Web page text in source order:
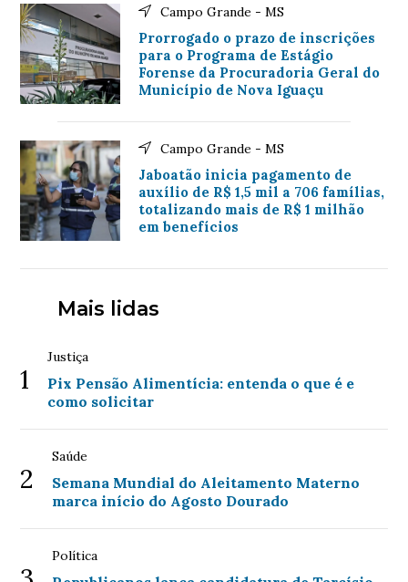
Campo Grande - MS
Prorrogado o prazo de inscrições
para o Programa de Estágio
Forense da Procuradoria Geral do
Município de Nova Iguaçu
Campo Grande - MS
Jaboatão inicia pagamento de
auxílio de R$ 1,5 mil a 706 famílias,
totalizando mais de R$ 1 milhão
em benefícios
Mais lidas
1
Justiça
Pix Pensão Alimentícia: entenda o que é e
como solicitar
2
Saúde
Semana Mundial do Aleitamento Materno
marca início do Agosto Dourado
Política